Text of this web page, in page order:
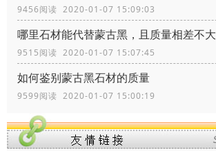
9456阅读 2020-01-07 15:09:03
哪里石材能代替蒙古黑，且质量相差不大
9515阅读 2020-01-07 15:07:45
如何鉴别蒙古黑石材的质量
9599阅读 2020-01-07 15:00:19